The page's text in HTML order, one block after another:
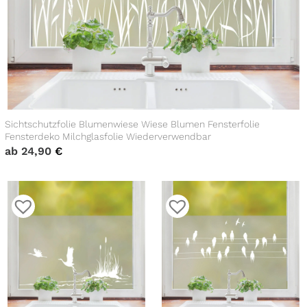
Sichtschutzfolie Blumenwiese Wiese Blumen Fensterfolie
Fensterdeko Milchglasfolie Wiederverwendbar
ab 24,90 €